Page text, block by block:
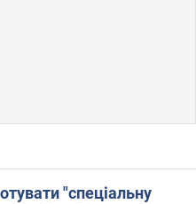
"спеціальну